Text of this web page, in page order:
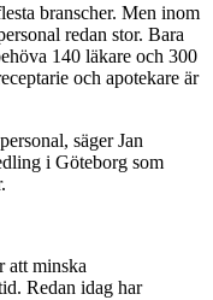
branscher. Men inom
redan stor. Bara
140 läkare och 300
och apotekare är
säger Jan
i Göteborg som
att minska
Redan idag har